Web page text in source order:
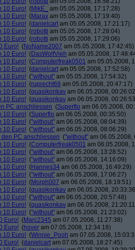
10 Euro! (MikE_
am 05.05.2008, 17:17:28)
10 Euro! (Marax am 05.05.2008, 17:19:40)
10 Euro! (danielcart am 05.05.2008, 17:21:17)
10 Euro! (robotti am 05.05.2008, 17:28:04)
10 Euro! (robotti am 05.05.2008, 17:29:06)
Euro! (NoName2007 am 05.05.2008, 17:42:45)
10 Euro! (DasWolfVieh am 05.05.2008,
10 Euro! (Computerfreak0501 am 05.05.2008,
10 Euro! (danielcart am 05.05.2008, 17:52:58)
10 Euro! ("without" am 05.05.2008, 17:54:32)
10 Euro! (ruprecht69 am 05.05.2008, 20:47:17)
10 Euro! (quasikonkav am 06.05.2008,
10 Euro! (quasikonkav am 06.05.2008,
PC anschliessen (Superflo am 06.05.2008,
10 Euro! (Superflo am 06.05.2008, 00:35:50)
10 Euro! ("without" am 06.05.2008, 08:04:39)
10 Euro! ("without" am 06.05.2008, 08:06:29)
PC anschliessen ("without" am 06.05.2008,
10 Euro! (Computerfreak0501 am 06.05.2008,
10 Euro! ("without" am 06.05.2008, 13:28:52)
10 Euro! ("without" am 06.05.2008, 14:16:09)
10 Euro! (Hannes34 am 06.05.2008, 16:49:29)
10 Euro! ("without" am 06.05.2008, 17:06:27)
10 Euro! (Morph007 am 06.05.2008, 18:19:51)
10 Euro! (quasikonkav am 06.05.2008,
10 Euro! ("without" am 06.05.2008, 20:57:48)
10 Euro! (quasikonkav am 06.05.2008,
10 Euro! ("without" am 06.05.2008, 21:23:02)
Euro! (Marc2345 am 07.05.2008, 11:27:38)
Euro! (hover am 07.05.2008, 12:34:18)
10 Euro! (Winnie_Pooh am 07.05.2008,
Euro! (danielcart am 07.05.2008, 18:27:45)